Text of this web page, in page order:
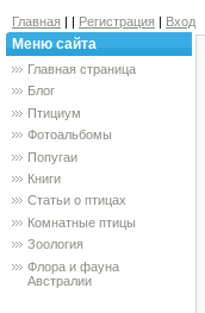
Главная | | Регистрация | Вход
Меню сайта
Главная страница
Блог
Птициум
Фотоальбомы
Попугаи
Книги
Статьи о птицах
Комнатные птицы
Зоология
Флора и фауна
Австралии